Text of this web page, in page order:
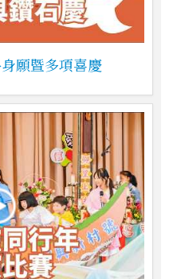
願暨多項喜慶